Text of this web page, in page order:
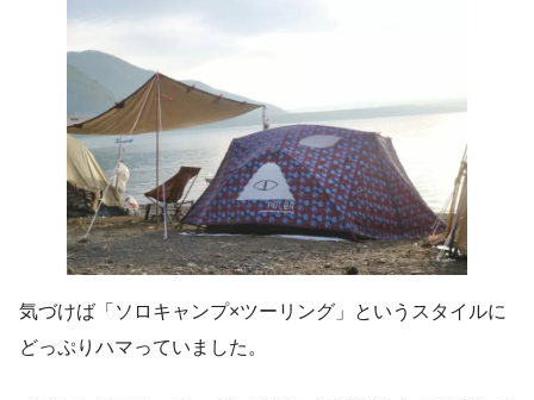
気づけば「ソロキャンプ×ツーリング」というスタイルに
どっぷりハマっていました。